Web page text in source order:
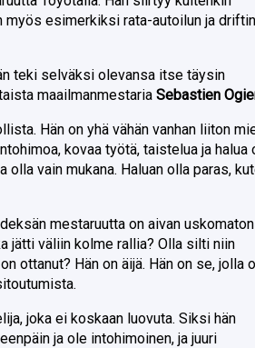
myös esimerkiksi rata-autoilun ja
teki selväksi olevansa itse täysin
maailmanmestaria Sebastien
Hän on yhä vähän vanhan liiton
kovaa työtä, taistelua ja halua
olla vain mukana. Haluan olla paras,
mestaruutta on aivan uskomaton
jätti väliin kolme rallia? Olla silti niin
ottanut? Hän on äijä. Hän on se, jolla
joka ei koskaan luovuta. Siksi hän
ja ole intohimoinen, ja juuri